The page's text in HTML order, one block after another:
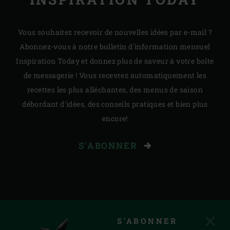
Vous souhaitez recevoir de nouvelles idées par e-mail ?
Abonnez-vous à notre bulletin d'information mensuel
Inspiration Today et donnez plus de saveur à votre boîte
de messagerie ! Vous recevrez automatiquement les
recettes les plus alléchantes, des menus de saison
débordant d'idées, des conseils pratiques et bien plus
encore!
S'ABONNER
S'ABONNER